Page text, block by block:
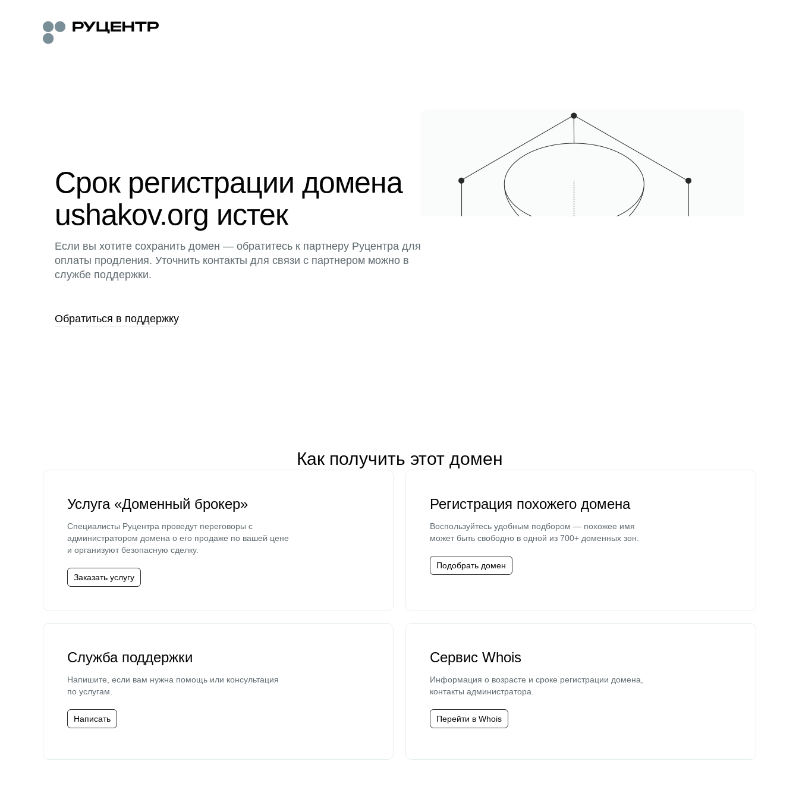
Срок регистрации домена
ushakov.org истек
Если вы хотите сохранить домен — обратитесь к партнеру Руцентра для
оплаты продления. Уточнить контакты для связи с партнером можно в
службе поддержки.
Обратиться в поддержку
Как получить этот домен
Услуга «Доменный брокер»
Специалисты Руцентра проведут переговоры с
администратором домена о его продаже по вашей цене
и организуют безопасную сделку.
Заказать услугу
Регистрация похожего домена
Воспользуйтесь удобным подбором — похожее имя
может быть свободно в одной из 700+ доменных зон.
Подобрать домен
Служба поддержки
Напишите, если вам нужна помощь или консультация
по услугам.
Написать
Сервис Whois
Информация о возрасте и сроке регистрации домена,
контакты администратора.
Перейти в Whois